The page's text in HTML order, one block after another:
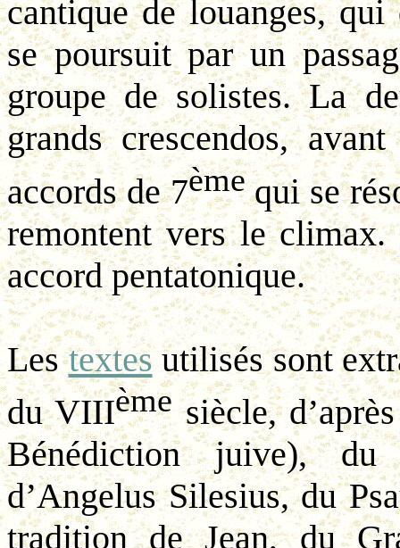
cantique de louanges,
se poursuit par un
groupe de solistes. La
grands crescendos,
accords de 7èmequi se
remontent vers le
accord pentatonique.
Lestextesutilisés sont
du VIIIèmesiècle,
Bénédiction juive),
d’Angelus Silesius, du
tradition de Jean, du